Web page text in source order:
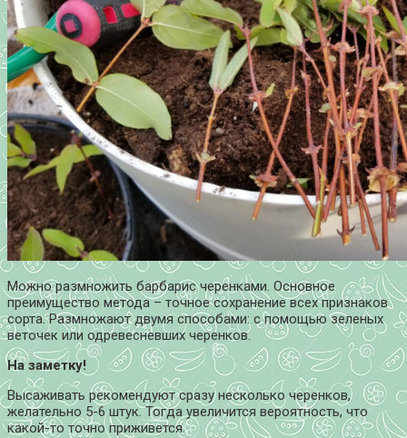
Можно размножить барбарис черенками. Основное
преимущество метода – точное сохранение всех признаков
сорта. Размножают двумя способами: с помощью зеленых
веточек или одревесневших черенков.
На заметку!
Высаживать рекомендуют сразу несколько черенков,
желательно 5-6 штук. Тогда увеличится вероятность, что
какой-то точно приживется.